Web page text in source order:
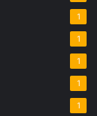
1
1
1
1
1